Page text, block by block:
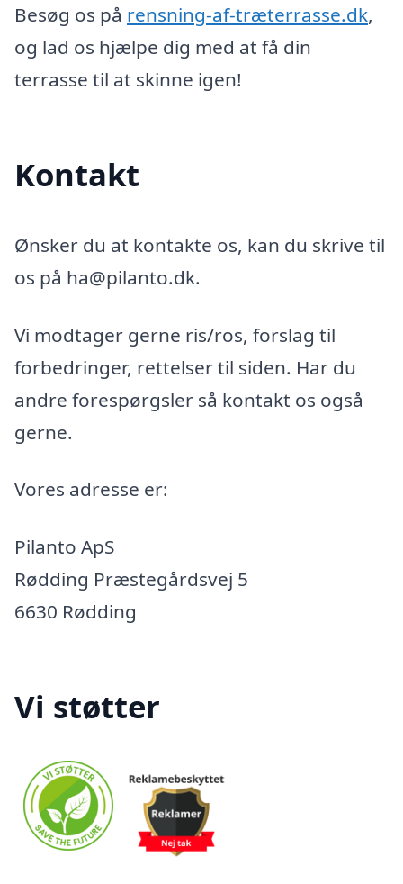
Besøg os på rensning-af-træterrasse.dk,
og lad os hjælpe dig med at få din
terrasse til at skinne igen!
Kontakt
Ønsker du at kontakte os, kan du skrive til
os på ha@pilanto.dk.
Vi modtager gerne ris/ros, forslag til
forbedringer, rettelser til siden. Har du
andre forespørgsler så kontakt os også
gerne.
Vores adresse er:
Pilanto ApS
Rødding Præstegårdsvej 5
6630 Rødding
Vi støtter